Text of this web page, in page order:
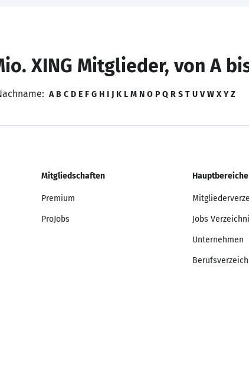
XING Mitglieder, von A
A B C D E F G H I J K L M N O P Q R S T U V W X Y Z
Mitgliedschaften
Premium
ProJobs
Hauptbereiche
Jobs
Unternehmen